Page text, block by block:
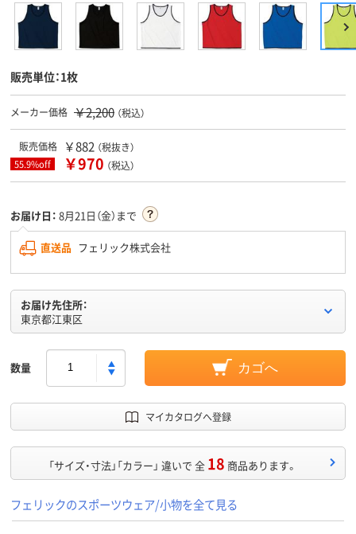
販売単位：1枚
メーカー価格 ￥2,200 （税込）
販売価格 ￥882 （税抜き）
55.9%off ￥970 （税込）
お届け日： 8月21日（金）まで
直送品 フェリック株式会社
お届け先住所：
東京都江東区
数量 カゴへ
マイカタログへ登録
「サイズ・寸法」「カラー」 違いで 全 18 商品あります。
フェリックのスポーツウェア/小物を全て見る